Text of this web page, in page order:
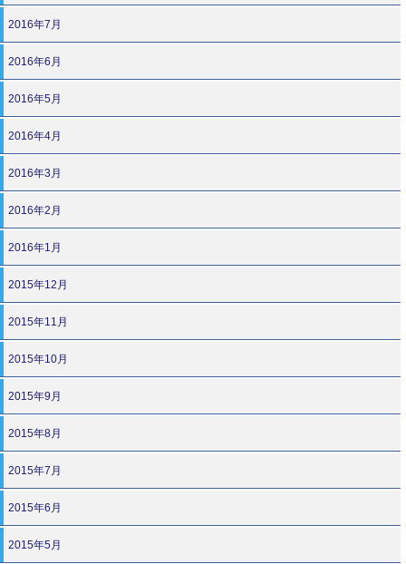
2016年7月
2016年6月
2016年5月
2016年4月
2016年3月
2016年2月
2016年1月
2015年12月
2015年11月
2015年10月
2015年9月
2015年8月
2015年7月
2015年6月
2015年5月